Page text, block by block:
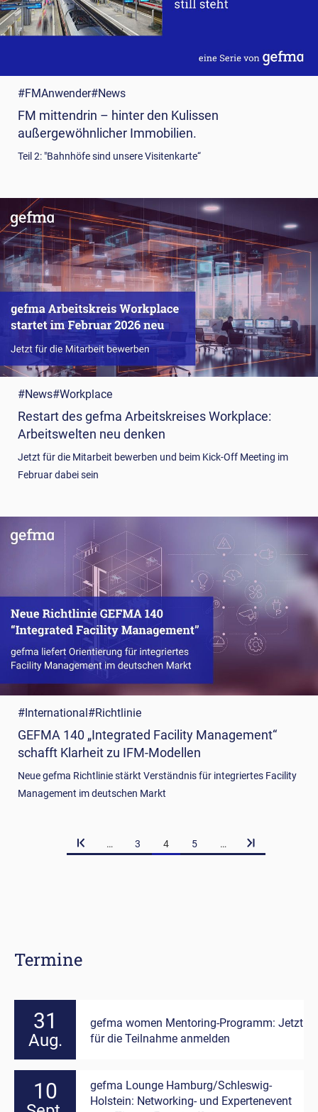
#FMAnwender#News
FM mittendrin – hinter den Kulissen
außergewöhnlicher Immobilien.
Teil 2: "Bahnhöfe sind unsere Visitenkarte“
#News#Workplace
Restart des gefma Arbeitskreises Workplace:
Arbeitswelten neu denken
Jetzt für die Mitarbeit bewerben und beim Kick-Off Meeting im
Februar dabei sein
#International #Richtlinie
GEFMA 140 „Integrated Facility Management“
schafft Klarheit zu IFM-Modellen
Neue gefma Richtlinie stärkt Verständnis für integriertes Facility
Management im deutschen Markt
… 3 4 5 …
Termine
31
Aug.
gefma women Mentoring-Programm: Jetzt
für die Teilnahme anmelden
10
gefma Lounge Hamburg/Schleswig-
Holstein: Networking- und Expertenevent